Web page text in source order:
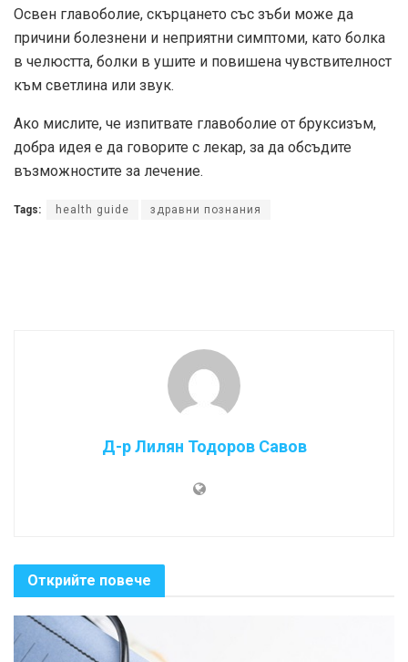
Освен главоболие, скърцането със зъби може да
причини болезнени и неприятни симптоми, като болка
в челюстта, болки в ушите и повишена чувствителност
към светлина или звук.
Ако мислите, че изпитвате главоболие от бруксизъм,
добра идея е да говорите с лекар, за да обсъдите
възможностите за лечение.
Tags: health guide здравни познания
Д-р Лилян Тодоров Савов
Открийте повече